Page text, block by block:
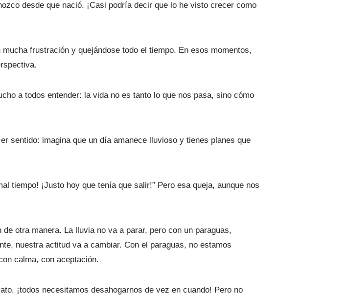
desde que nació. ¡Casi podría decir que lo he visto crecer como
frustración y quejándose todo el tiempo. En esos momentos,
a todos entender: la vida no es tanto lo que nos pasa, sino cómo
sentido: imagina que un día amanece lluvioso y tienes planes que
tiempo! ¡Justo hoy que tenía que salir!” Pero esa queja, aunque nos
otra manera. La lluvia no va a parar, pero con un paraguas,
nuestra actitud va a cambiar. Con el paraguas, no estamos
calma, con aceptación.
¡todos necesitamos desahogarnos de vez en cuando! Pero no